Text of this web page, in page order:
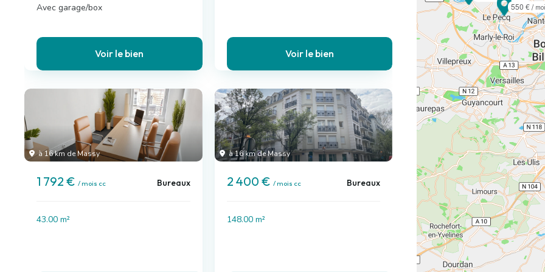
Avec garage/box
Voir le bien Voir le bien
à 16 km de Massy
1 792 € / mois cc Bureaux
43.00 m²
à 16 km de Massy
2 400 € / mois cc Bureaux
148.00 m²
550 € /